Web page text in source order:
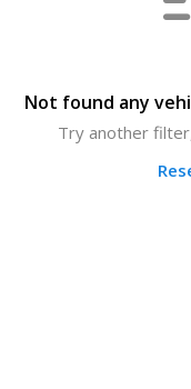
Not found any
Try another